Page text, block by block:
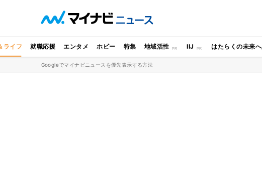
ライフ 就職応援 エンタメ ホビー 特集 地域活性 IIJ はたらくの未来
Googleでマイナビニュースを優先表示する方法